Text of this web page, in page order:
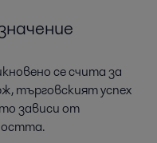
се счита за
търговският успех
зависи от